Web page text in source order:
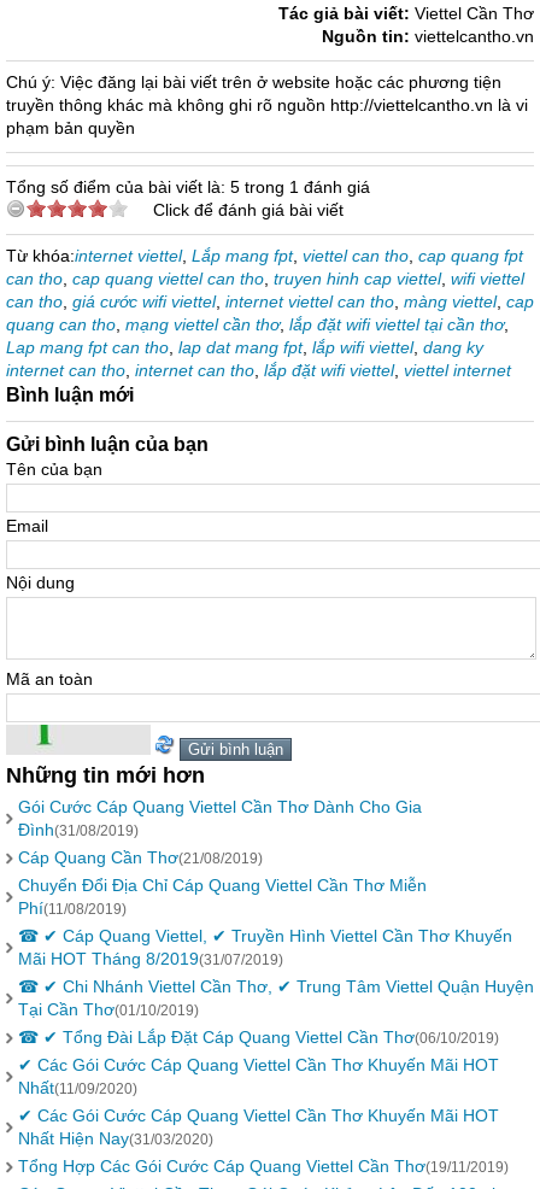
Tác giả bài viết: Viettel Cần Thơ
Nguồn tin: viettelcantho.vn
Chú ý: Việc đăng lại bài viết trên ở website hoặc các phương tiện
truyền thông khác mà không ghi rõ nguồn http://viettelcantho.vn là vi
phạm bản quyền
Tổng số điểm của bài viết là: 5 trong 1 đánh giá
Click để đánh giá bài viết
Từ khóa:internet viettel, Lắp mang fpt, viettel can tho cap quang fpt
can tho cap quang viettel can tho truyen hinh cap viettel, wifi viettel
can tho giá cước wifi viettel, internet viettel can tho màng viettel, cap
quang can tho mạng viettel cần thơ, lắp đặt wifi viettel tại cần thơ,
Lap mang fpt can tho lap dat mang fpt, lắp wifi viettel, dang ky
internet can tho internet can tho lắp đặt wifi viettel, viettel internet
Bình luận mới
Gửi bình luận của bạn
Tên của bạn
Email
Nội dung
Mã an toàn
Những tin mới hơn
Gói Cước Cáp Quang Viettel Cần Thơ Dành Cho Gia
Đình(31/08/2019)
Cáp Quang Cần Thơ(21/08/2019)
Chuyển Đổi Địa Chỉ Cáp Quang Viettel Cần Thơ Miễn
Phí(11/08/2019)
☎ ✔‎ Cáp Quang Viettel, ✔‎ Truyền Hình Viettel Cần Thơ Khuyến
Mãi HOT Tháng 8/2019(31/07/2019)
☎ ✔‎ Chi Nhánh Viettel Cần Thơ, ✔ Trung Tâm Viettel Quận Huyện
Tại Cần Thơ(01/10/2019)
☎ ✔‎ Tổng Đài Lắp Đặt Cáp Quang Viettel Cần Thơ(06/10/2019)
✔ Các Gói Cước Cáp Quang Viettel Cần Thơ Khuyến Mãi HOT
Nhất(11/09/2020)
✔ Các Gói Cước Cáp Quang Viettel Cần Thơ Khuyến Mãi HOT
Nhất Hiện Nay(31/03/2020)
Tổng Hợp Các Gói Cước Cáp Quang Viettel Cần Thơ(19/11/2019)